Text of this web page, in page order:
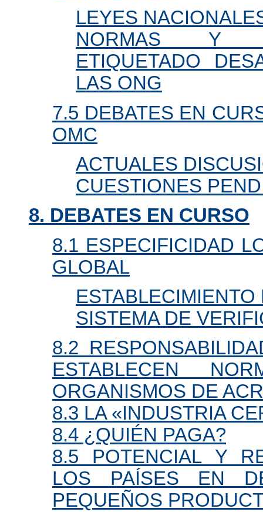
LEYES
NORMAS Y
ETIQUETADO
LAS ONG
7.5 DEBATES EN
OMC
ACTUALES
CUESTIONES
8. DEBATES EN CURSO
8.1 ESPECIFICIDAD
GLOBAL
SISTEMA DE
8.2
ESTABLECEN
ORGANISMOS DE
8.3 LA «INDUSTRIA
8.4 ¿QUIÉN PAGA?
8.5 POTENCIAL Y
LOS PAÍSES EN
PEQUEÑOS